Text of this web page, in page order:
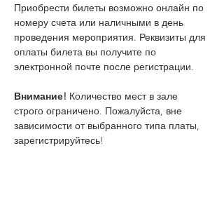
Приобрести билеты возможно онлайн по
номеру счета или наличными в день
проведения мероприятия. Реквизиты для
оплаты билета вы получите по
электронной почте после регистрации.
Внимание! Количество мест в зале
строго ограничено. Пожалуйста, вне
зависимости от выбранного типа платы,
зарегистрируйтесь!